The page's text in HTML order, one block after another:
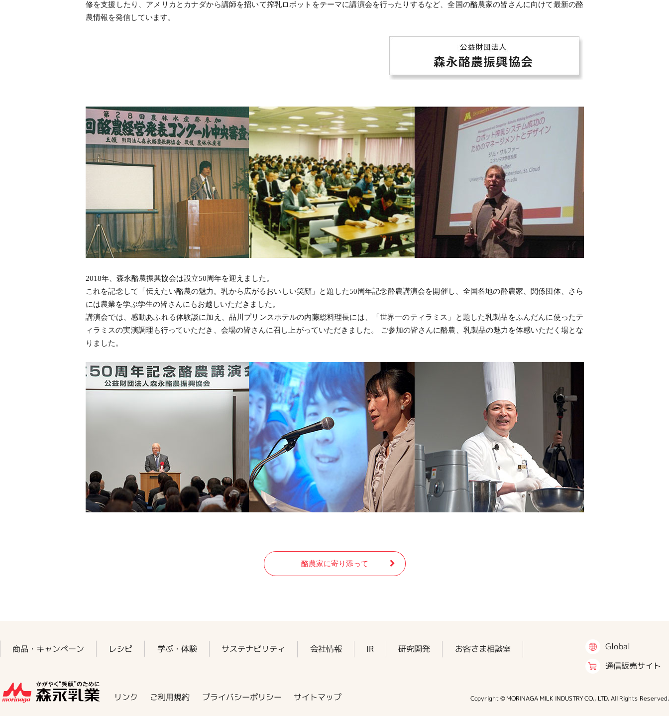
修を支援したり、アメリカとカナダから講師を招いて搾乳ロボットをテーマに講演会を行ったりするなど、全国の酪農家の皆さんに向けて最新の酪
農情報を発信しています。
2018年、森永酪農振興協会は設立50周年を迎えました。
これを記念して「伝えたい酪農の魅力。乳から広がるおいしい笑顔」と題した50周年記念酪農講演会を開催し、全国各地の酪農家、関係団体、さら
には農業を学ぶ学生の皆さんにもお越しいただきました。
講演会では、感動あふれる体験談に加え、品川プリンスホテルの内藤総料理長には、「世界一のティラミス」と題した乳製品をふんだんに使ったテ
ィラミスの実演調理も行っていただき、会場の皆さんに召し上がっていただきました。 ご参加の皆さんに酪農、乳製品の魅力を体感いただく場とな
りました。
酪農家に寄り添って
商品・キャンペーン レシピ 学ぶ・体験 サステナビリティ 会社情報 IR 研究開発 お客さま相談室 Global
通信販売サイト
リンク ご利用規約 プライバシーポリシー サイトマップ Copyright © MORINAGA MILK INDUSTRY CO., LTD. All Rights Reserved.